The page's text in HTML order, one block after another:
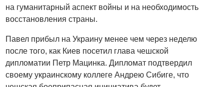
на гуманитарный аспект войны и на необходимость
восстановления страны.
Павел прибыл на Украину менее чем через неделю
после того, как Киев посетил глава чешской
дипломатии Петр Мацинка. Дипломат подтвердил
своему украинскому коллеге Андрею Сибиге, что